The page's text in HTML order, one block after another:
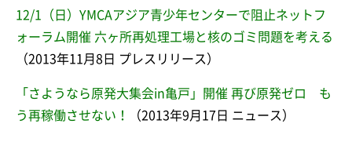
12/1（日）YMCAアジア青少年センターで阻止ネットフ
ォーラム開催 六ヶ所再処理工場と核のゴミ問題を考える
（2013年11月8日 プレスリリース）
「さようなら原発大集会in亀戸」開催 再び原発ゼロ も
う再稼働させない！
（2013年9月17日 ニュース）